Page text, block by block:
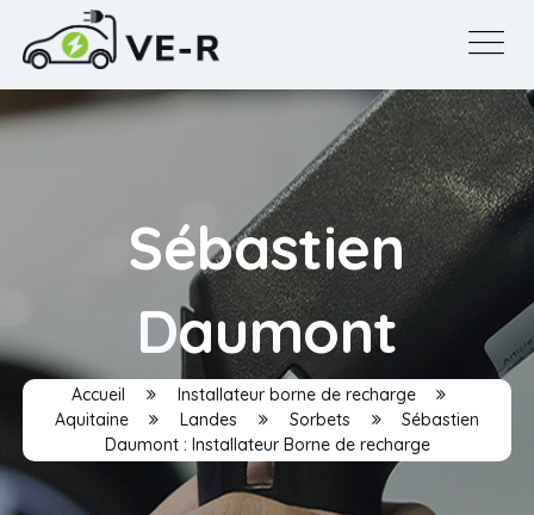
Sébastien
Daumont
Accueil
Installateur borne de recharge
Aquitaine
Landes Sorbets
Sébastien
Daumont : Installateur Borne de recharge